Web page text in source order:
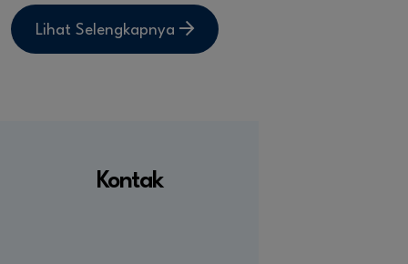
Lihat Selengkapnya
Kontak